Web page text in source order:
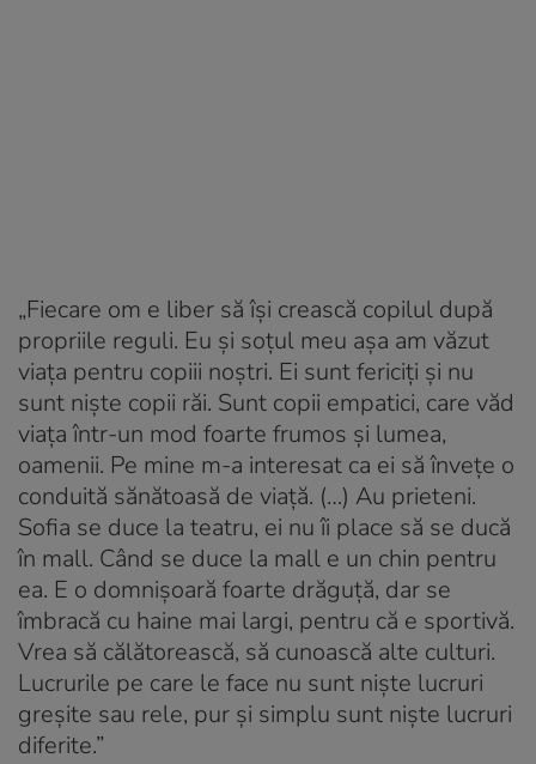
„Fiecare om e liber să își crească copilul după
propriile reguli. Eu și soțul meu așa am văzut
viața pentru copiii noștri. Ei sunt fericiți și nu
sunt niște copii răi. Sunt copii empatici, care văd
viața într-un mod foarte frumos și lumea,
oamenii. Pe mine m-a interesat ca ei să învețe o
conduită sănătoasă de viață. (…) Au prieteni.
Sofia se duce la teatru, ei nu îi place să se ducă
în mall. Când se duce la mall e un chin pentru
ea. E o domnișoară foarte drăguță, dar se
îmbracă cu haine mai largi, pentru că e sportivă.
Vrea să călătorească, să cunoască alte culturi.
Lucrurile pe care le face nu sunt niște lucruri
greșite sau rele, pur și simplu sunt niște lucruri
diferite.”